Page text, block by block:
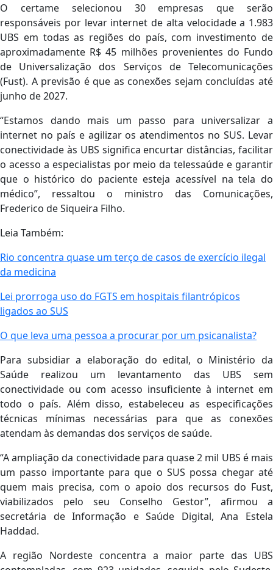
O certame selecionou 30 empresas que serão
responsáveis por levar internet de alta velocidade a 1.983
UBS em todas as regiões do país, com investimento de
aproximadamente R$ 45 milhões provenientes do Fundo
de Universalização dos Serviços de Telecomunicações
(Fust). A previsão é que as conexões sejam concluídas até
junho de 2027.
“Estamos dando mais um passo para universalizar a
internet no país e agilizar os atendimentos no SUS. Levar
conectividade às UBS significa encurtar distâncias, facilitar
o acesso a especialistas por meio da telessaúde e garantir
que o histórico do paciente esteja acessível na tela do
médico”, ressaltou o ministro das Comunicações,
Frederico de Siqueira Filho.
Leia Também:
Rio concentra quase um terço de casos de exercício ilegal
da medicina
Lei prorroga uso do FGTS em hospitais filantrópicos
ligados ao SUS
O que leva uma pessoa a procurar por um psicanalista?
Para subsidiar a elaboração do edital, o Ministério da
Saúde realizou um levantamento das UBS sem
conectividade ou com acesso insuficiente à internet em
todo o país. Além disso, estabeleceu as especificações
técnicas mínimas necessárias para que as conexões
atendam às demandas dos serviços de saúde.
“A ampliação da conectividade para quase 2 mil UBS é mais
um passo importante para que o SUS possa chegar até
quem mais precisa, com o apoio dos recursos do Fust,
viabilizados pelo seu Conselho Gestor”, afirmou a
secretária de Informação e Saúde Digital, Ana Estela
Haddad.
A região Nordeste concentra a maior parte das UBS